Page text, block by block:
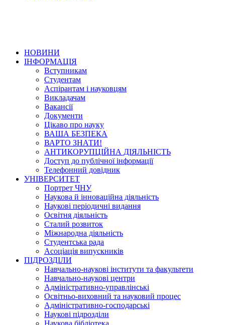
НОВИНИ
ІНФОРМАЦІЯ
Вступникам
Студентам
Аспірантам і науковцям
Викладачам
Вакансії
Документи
Цікаво про науку
ВАША БЕЗПЕКА
ВАРТО ЗНАТИ!
АНТИКОРУПЦІЙНА ДІЯЛЬНІСТЬ
Доступ до публічної інформації
Телефонний довідник
УНІВЕРСИТЕТ
Портрет ЧНУ
Наукова й інноваційна діяльність
Наукові періодичні видання
Освітня діяльність
Сталий розвиток
Міжнародна діяльність
Студентська рада
Асоціація випускників
ПІДРОЗДІЛИ
Навчально-наукові інститути та факультети
Навчально-наукові центри
Адміністративно-управлінські
Освітньо-виховний та науковий процес
Адміністративно-господарські
Наукові підрозділи
Наукова бібліотека